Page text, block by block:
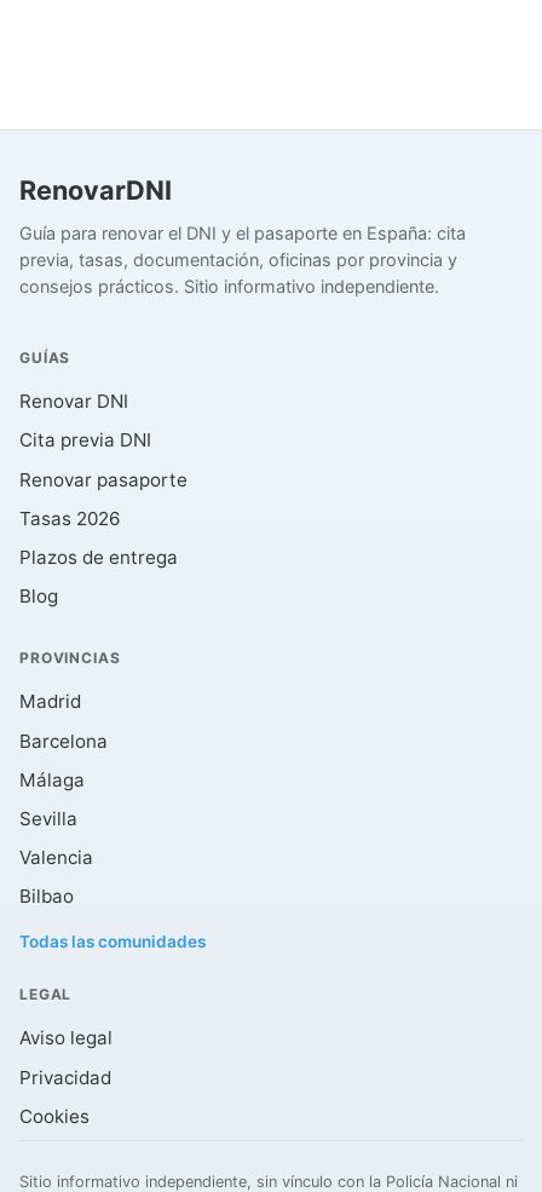
RenovarDNI
Guía para renovar el DNI y el pasaporte en España: cita
previa, tasas, documentación, oficinas por provincia y
consejos prácticos. Sitio informativo independiente.
GUÍAS
Renovar DNI
Cita previa DNI
Renovar pasaporte
Tasas 2026
Plazos de entrega
Blog
PROVINCIAS
Madrid
Barcelona
Málaga
Sevilla
Valencia
Bilbao
Todas las comunidades
LEGAL
Aviso legal
Privacidad
Cookies
Sitio informativo independiente, sin vínculo con la Policía Nacional ni